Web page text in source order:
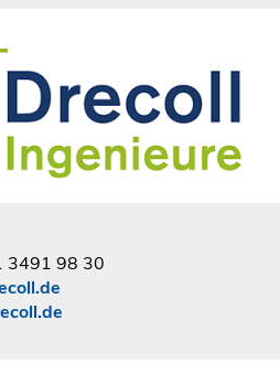
3491 98 30